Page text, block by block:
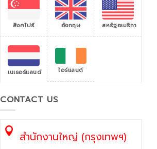
สิงคโปร์ อังกฤษ สหรัฐอเมริกา
เนเธอร์แลนด์ ไอร์แลนด์
CONTACT US
สำนักงานใหญ่ (กรุงเทพฯ)